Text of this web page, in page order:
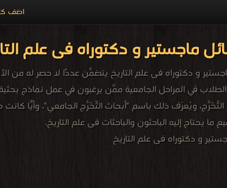
اضف
ماجستير و دكتوراه فى علم
و دكتوراه فى علم التاريخ يتضمَّن عددًا لا حصر له من
في المراحل الجامعية ممَّن يرغبون في عمل نماذج
التَّخَرُّج، ويُعرَف ذلك باسم "أبحاث التَّخَرُّج الجامعي"، وأيًّا
ما يحتاج إليه الباحثون والباحثات فى علم التاريخ.
و دكتوراه فى علم التاريخ